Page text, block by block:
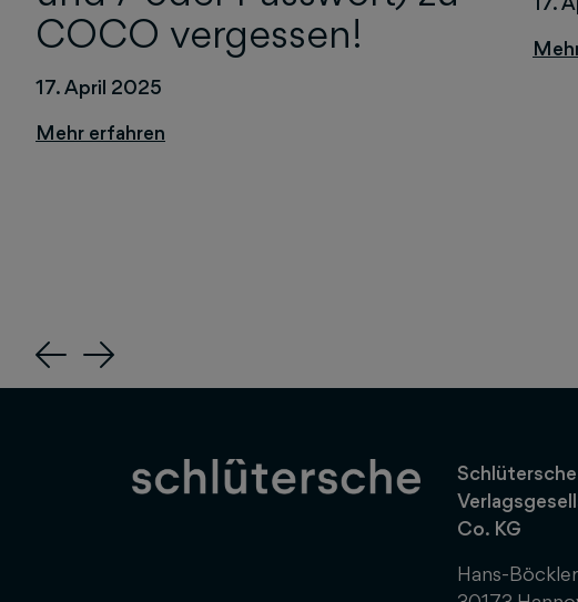
COCO vergessen!
17. April 2025
Previous
Next
Schlütersche
Co. KG
Hans-